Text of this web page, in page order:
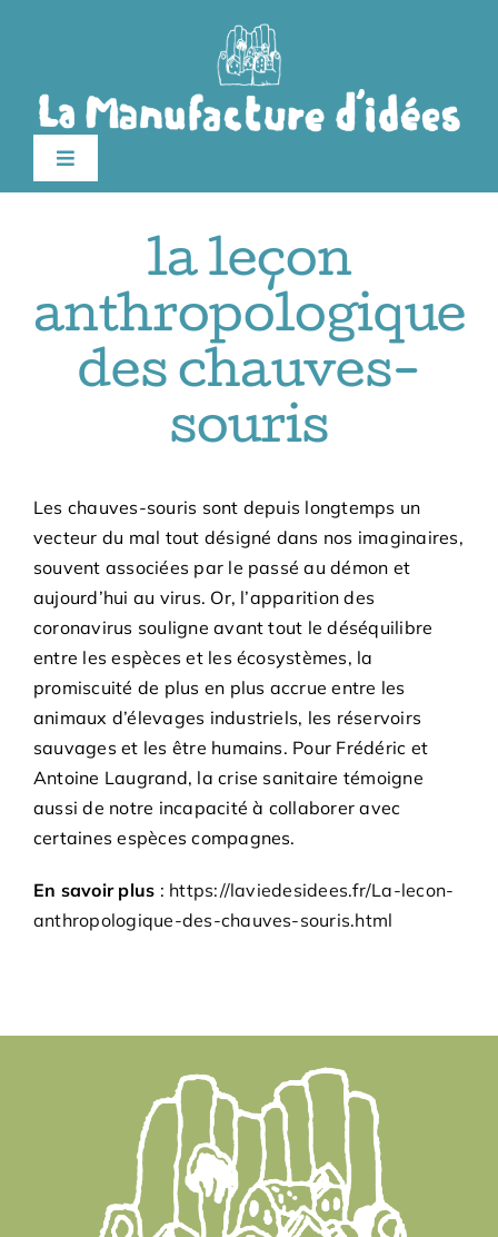
Toggle
Navigation
Le festival
Billetterie
Infos pratiques
Adhésions
Contact
la leçon
anthropologique
des chauves-
souris
Les chauves-souris sont depuis longtemps un
vecteur du mal tout désigné dans nos imaginaires,
souvent associées par le passé au démon et
aujourd’hui au virus. Or, l’apparition des
coronavirus souligne avant tout le déséquilibre
entre les espèces et les écosystèmes, la
promiscuité de plus en plus accrue entre les
animaux d’élevages industriels, les réservoirs
sauvages et les être humains. Pour Frédéric et
Antoine Laugrand, la crise sanitaire témoigne
aussi de notre incapacité à collaborer avec
certaines espèces compagnes.
En savoir plus : https://laviedesidees.fr/La-lecon-
anthropologique-des-chauves-souris.html